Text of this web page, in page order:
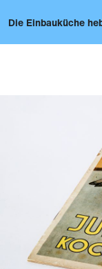
Die Einbauküche